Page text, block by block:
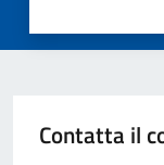
Contatta il